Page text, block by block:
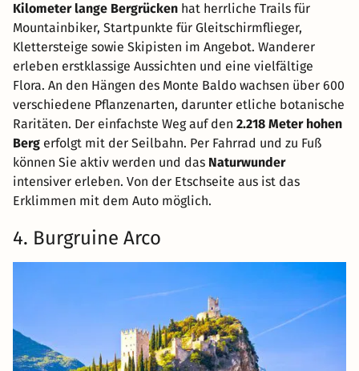
Kilometer lange Bergrücken hat herrliche Trails für
Mountainbiker, Startpunkte für Gleitschirmflieger,
Klettersteige sowie Skipisten im Angebot. Wanderer
erleben erstklassige Aussichten und eine vielfältige
Flora. An den Hängen des Monte Baldo wachsen über 600
verschiedene Pflanzenarten, darunter etliche botanische
Raritäten. Der einfachste Weg auf den 2.218 Meter hohen
Berg erfolgt mit der Seilbahn. Per Fahrrad und zu Fuß
können Sie aktiv werden und das Naturwunder
intensiver erleben. Von der Etschseite aus ist das
Erklimmen mit dem Auto möglich.
4. Burgruine Arco